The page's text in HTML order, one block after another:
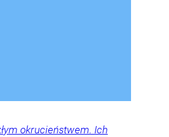
okrucieństwem. Ich